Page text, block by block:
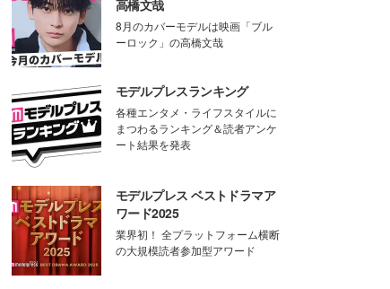
高橋文哉
8月のカバーモデルは映画「ブル
ーロック」の高橋文哉
モデルプレスランキング
各種エンタメ・ライフスタイルに
まつわるランキング＆読者アンケ
ート結果を発表
モデルプレス ベストドラマア
ワード2025
業界初！ 全プラットフォーム横断
の大規模読者参加型アワード